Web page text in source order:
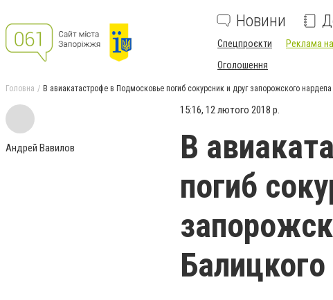
Новини
Спецпроєкти Реклама на
Оголошення
Головна В авиакатастрофе в Подмосковье погиб сокурсник и друг запорожского
Андрей Вавилов
15:16, 12 лютого 2018 р.
В
погиб
Балицкого